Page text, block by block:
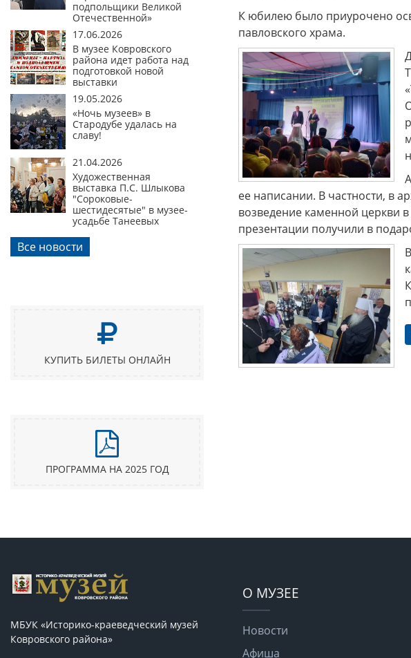
подпольщики Великой
Отечественной»
17.06.2026
В музее Ковровского
района идет работа над
подготовкой новой
выставки
19.05.2026
«Ночь музеев» в
Стародубе удалась на
славу!
21.04.2026
Художественная
выставка П.С. Шлыкова
"Сороковые-
шестидесятые" в музее-
усадьбе Танеевых
Все новости
КУПИТЬ БИЛЕТЫ ОНЛАЙН
ПРОГРАММА НА 2025 ГОД
К юбилею было приурочено
павловского храма.
ее написании. В частности, в
возведение каменной церкви
презентации получили в
МБУК «Историко-краеведческий музей
Ковровского района»
О МУЗЕЕ
Новости
Афиша